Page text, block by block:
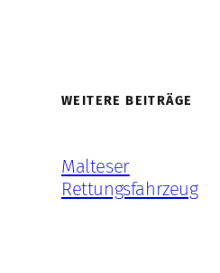
WEITERE BEITRÄGE
Malteser
Rettungsfahrzeug